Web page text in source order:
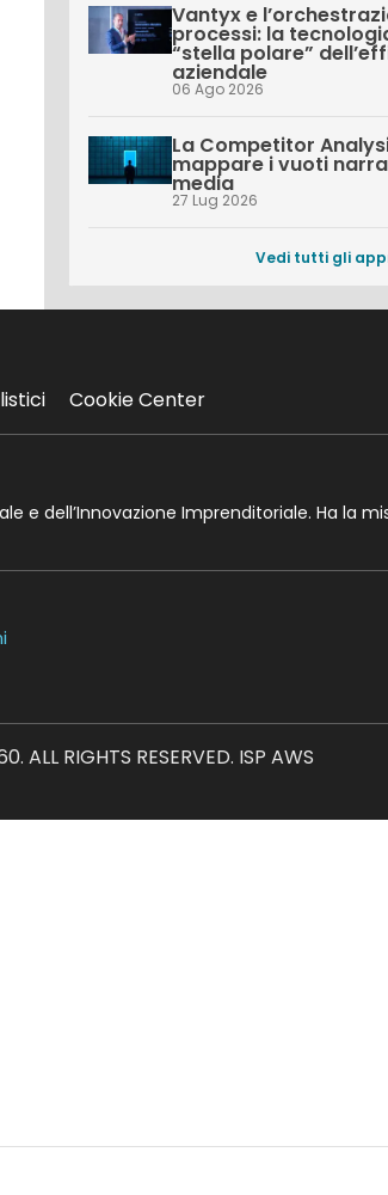
Vantyx e
processi: la
“stella polare”
aziendale
06 Ago 2026
La Competitor
mappare i vuoti
media
27 Lug 2026
Vedi tutti gli
Cookie Center
e dell’Innovazione Imprenditoriale. Ha la
RIGHTS RESERVED. ISP AWS